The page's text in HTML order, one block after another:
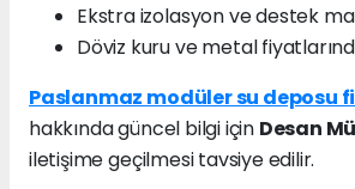
Ekstra izolasyon ve destek
Döviz kuru ve metal
Paslanmaz modüler su deposu
hakkında güncel bilgi için Desan
iletişime geçilmesi tavsiye edilir.